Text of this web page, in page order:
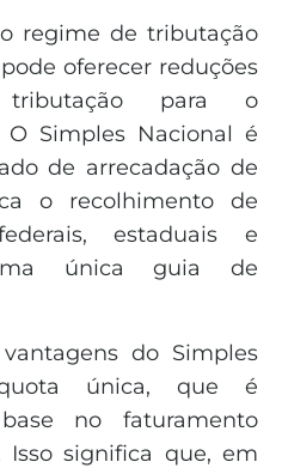
regime de tributação
oferecer reduções
tributação para o
Simples Nacional é
de arrecadação de
o recolhimento de
estaduais e
única guia de
do Simples
única, que é
no faturamento
Isso significa que, em